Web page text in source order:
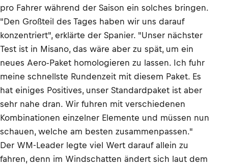
pro Fahrer während der Saison ein solches bringen.
"Den Großteil des Tages haben wir uns darauf
konzentriert", erklärte der Spanier. "Unser nächster
Test ist in Misano, das wäre aber zu spät, um ein
neues Aero-Paket homologieren zu lassen. Ich fuhr
meine schnellste Rundenzeit mit diesem Paket. Es
hat einiges Positives, unser Standardpaket ist aber
sehr nahe dran. Wir fuhren mit verschiedenen
Kombinationen einzelner Elemente und müssen nun
schauen, welche am besten zusammenpassen."
Der WM-Leader legte viel Wert darauf allein zu
fahren, denn im Windschatten ändert sich laut dem